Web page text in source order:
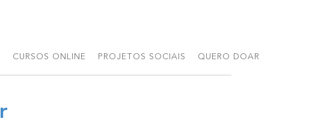
CURSOS ONLINE PROJETOS SOCIAIS QUERO DOAR